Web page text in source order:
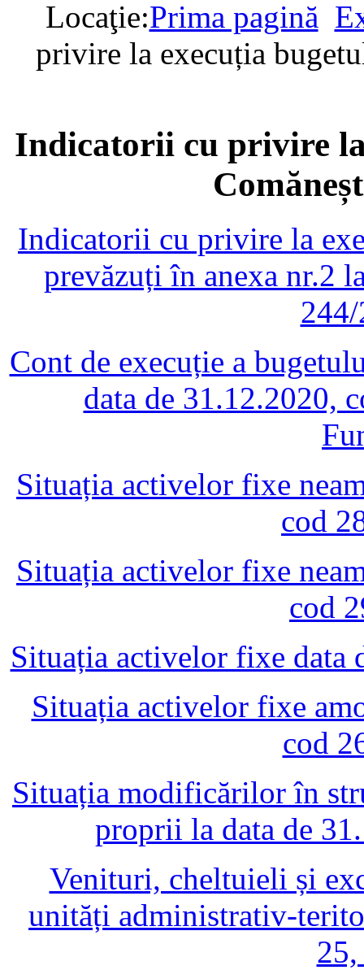
Locaţie:Prima pagină
privire la execuția
Indicatorii cu privire
Indicatorii cu privire la
prevăzuți în anexa nr.2
Cont de execuție a
data de 31.12.2020,
Situația activelor fixe
cod
Situația activelor fixe
cod
Situația activelor fixe data
Situația activelor fixe
cod
Situația modificărilor în
proprii la data de
Venituri, cheltuieli și
unități administrativ-
25,